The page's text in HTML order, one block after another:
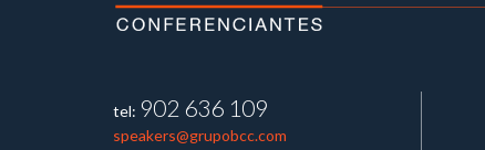
tel: 902 636 109
speakers@grupobcc.com